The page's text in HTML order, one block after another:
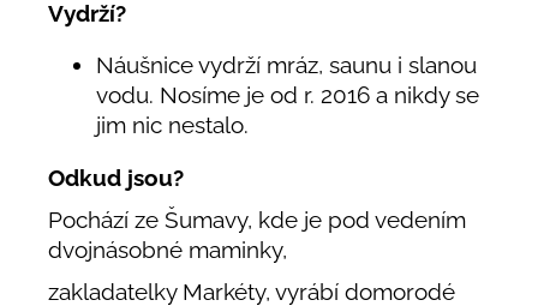
Vydrží?
Náušnice vydrží mráz, saunu i slanou
vodu. Nosíme je od r. 2016 a nikdy se
jim nic nestalo.
Odkud jsou?
Pochází ze Šumavy, kde je pod vedením
dvojnásobné maminky,
zakladatelky Markéty, vyrábí domorodé